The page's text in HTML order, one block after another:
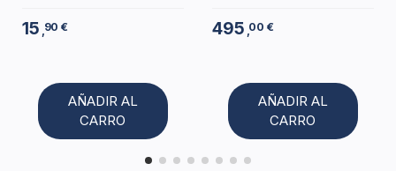
15 ,90 €
AÑADIR AL
CARRO
495 ,00 €
AÑADIR AL
CARRO